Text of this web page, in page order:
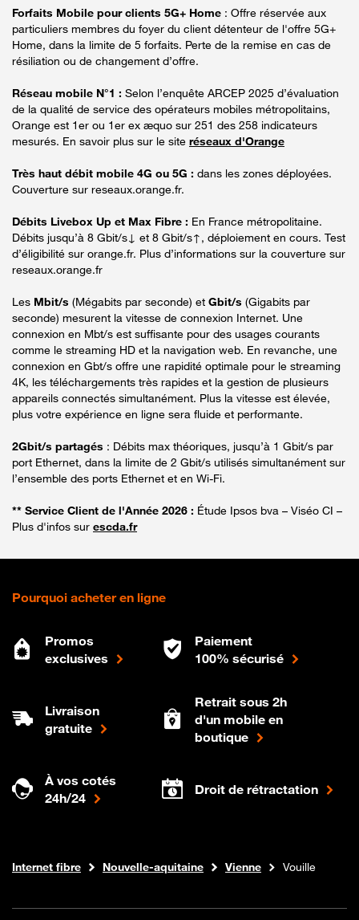
Forfaits Mobile pour clients 5G+ Home : Offre réservée aux
particuliers membres du foyer du client détenteur de l'offre 5G+
Home, dans la limite de 5 forfaits. Perte de la remise en cas de
résiliation ou de changement d’offre.
Réseau mobile N°1 : Selon l’enquête ARCEP 2025 d’évaluation
de la qualité de service des opérateurs mobiles métropolitains,
Orange est 1er ou 1er ex æquo sur 251 des 258 indicateurs
mesurés. En savoir plus sur le site réseaux d'Orange
Très haut débit mobile 4G ou 5G : dans les zones déployées.
Couverture sur reseaux.orange.fr.
Débits Livebox Up et Max Fibre : En France métropolitaine.
Débits jusqu’à 8 Gbit/s↓ et 8 Gbit/s↑, déploiement en cours. Test
d’éligibilité sur orange.fr. Plus d’informations sur la couverture sur
reseaux.orange.fr
Les Mbit/s (Mégabits par seconde) et Gbit/s (Gigabits par
seconde) mesurent la vitesse de connexion Internet. Une
connexion en Mbt/s est suffisante pour des usages courants
comme le streaming HD et la navigation web. En revanche, une
connexion en Gbt/s offre une rapidité optimale pour le streaming
4K, les téléchargements très rapides et la gestion de plusieurs
appareils connectés simultanément. Plus la vitesse est élevée,
plus votre expérience en ligne sera fluide et performante.
2Gbit/s partagés : Débits max théoriques, jusqu’à 1 Gbit/s par
port Ethernet, dans la limite de 2 Gbit/s utilisés simultanément sur
l’ensemble des ports Ethernet et en Wi-Fi.
** Service Client de l'Année 2026 : Étude Ipsos bva – Viséo CI –
Plus d'infos sur escda.fr
Pourquoi acheter en ligne
Promos
exclusives
Paiement
100% sécurisé
Livraison
gratuite
Retrait sous 2h
d'un mobile en
boutique
À vos cotés
24h/24
Droit de rétractation
Boutique Orange
Internet fibre Nouvelle-aquitaine Vienne Vouille